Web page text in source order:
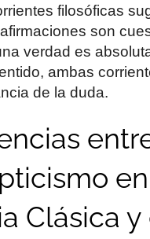
filosóficas
son
verdad es
ambas
de la duda.
Clásica y